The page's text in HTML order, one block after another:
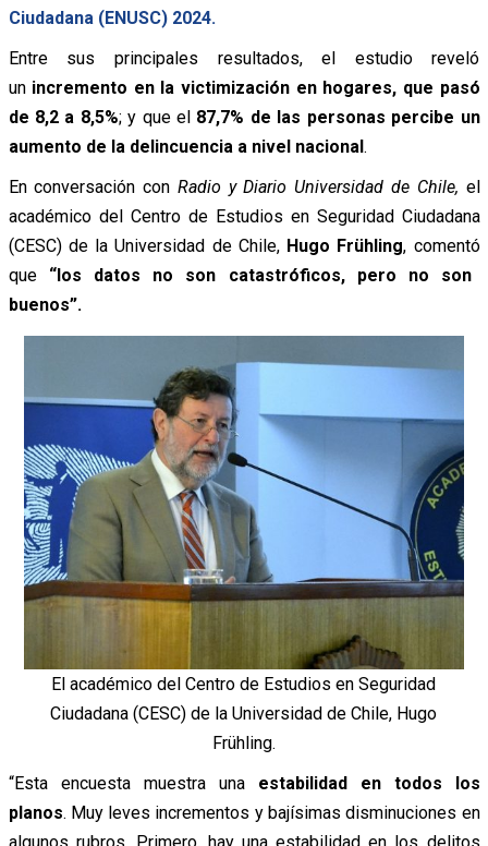
Ciudadana (ENUSC) 2024.
Entre sus principales resultados, el estudio reveló
unincremento en la victimización en hogares, que pasó
de 8,2 a 8,5%; y que el 87,7% de las personas percibe un
aumento de la delincuencia a nivel nacional.
En conversación con Radio y Diario Universidad de Chile, el
académico del Centro de Estudios en Seguridad Ciudadana
(CESC) de la Universidad de Chile, Hugo Frühling, comentó
que“los datos no son catastróficos, pero no son
buenos”.
El académico del Centro de Estudios en Seguridad
Ciudadana (CESC) de la Universidad de Chile, Hugo
Frühling.
“Esta encuesta muestra una estabilidad en todos los
planos. Muy leves incrementos y bajísimas disminuciones en